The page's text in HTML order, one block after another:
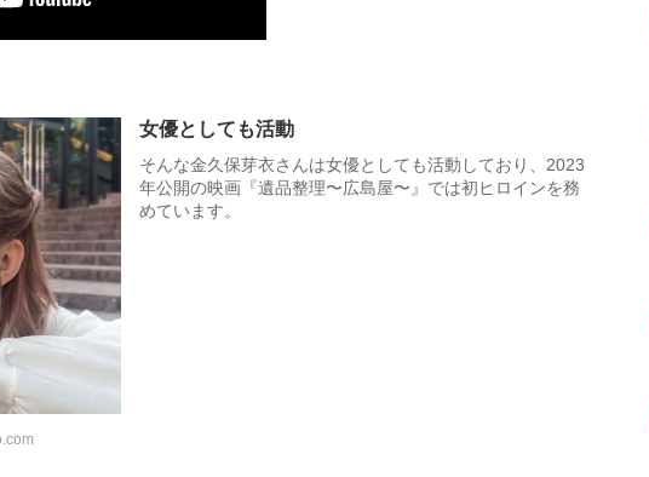
女優としても活動
そんな金久保芽衣さんは女優としても活動しており、2023
年公開の映画『遺品整理〜広島屋〜』では初ヒロインを務
めています。